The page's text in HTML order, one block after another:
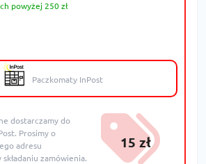
powyżej 250 zł
Paczkomaty InPost
dostarczamy do
Prosimy o
adresu
zamówienia.
15 zł